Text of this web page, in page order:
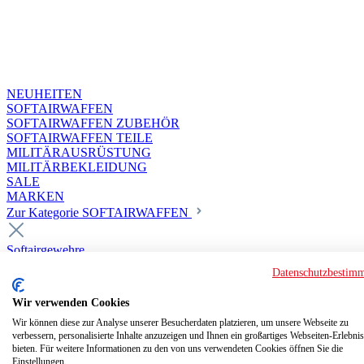
NEUHEITEN
SOFTAIRWAFFEN
SOFTAIRWAFFEN ZUBEHÖR
SOFTAIRWAFFEN TEILE
MILITÄRAUSRÜSTUNG
MILITÄRBEKLEIDUNG
SALE
MARKEN
Zur Kategorie SOFTAIRWAFFEN
Softairgewehre
Deluxe Custom Guns ab 18
Softair elektrisch ab 18
Softair elektrisch ab 14
Softair gasbetrieben ab 18
Softair HPA Luftdruck ab 18
Historische Softairwaffen
Wir verwenden Cookies
Wir können diese zur Analyse unserer Besucherdaten platzieren, um unsere Webseite zu
verbessern, personalisierte Inhalte anzuzeigen und Ihnen ein großartiges Webseiten-
bieten. Für weitere Informationen zu den von uns verwendeten Cookies öffnen Sie die
Einstellungen.